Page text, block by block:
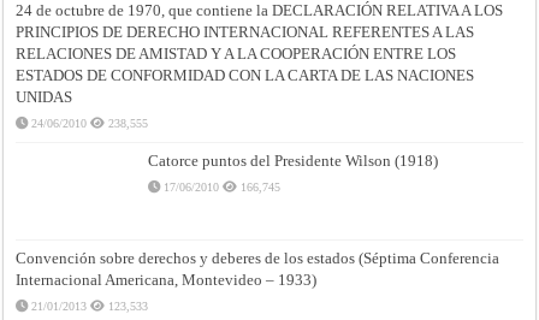
24 de octubre de 1970, que contiene la DECLARACIÓN RELATIVA A LOS
PRINCIPIOS DE DERECHO INTERNACIONAL REFERENTES A LAS
RELACIONES DE AMISTAD Y A LA COOPERACIÓN ENTRE LOS
ESTADOS DE CONFORMIDAD CON LA CARTA DE LAS NACIONES
UNIDAS
24/06/2010 238,555
Catorce puntos del Presidente Wilson (1918)
17/06/2010 166,745
Convención sobre derechos y deberes de los estados (Séptima Conferencia
Internacional Americana, Montevideo – 1933)
21/01/2013 123,533